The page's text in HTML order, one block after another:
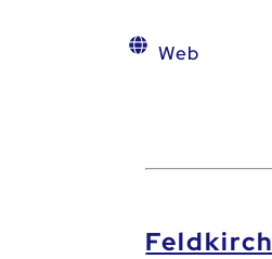
Web
Feldkirch